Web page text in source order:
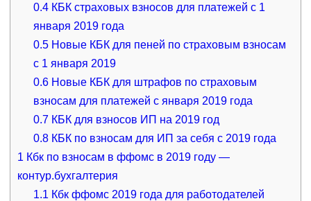
0.4 КБК страховых взносов для платежей с 1
января 2019 года
0.5 Новые КБК для пеней по страховым взносам
с 1 января 2019
0.6 Новые КБК для штрафов по страховым
взносам для платежей с января 2019 года
0.7 КБК для взносов ИП на 2019 год
0.8 КБК по взносам для ИП за себя с 2019 года
1 Кбк по взносам в ффомс в 2019 году —
контур.бухгалтерия
1.1 Кбк ффомс 2019 года для работодателей